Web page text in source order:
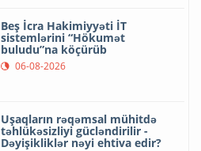
Beş İcra Hakimiyyəti İT
sistemlərini “Hökumət
buludu”na köçürüb
06-08-2026
Uşaqların rəqəmsal mühitdə
təhlükəsizliyi gücləndirilir -
Dəyişikliklər nəyi ehtiva edir?